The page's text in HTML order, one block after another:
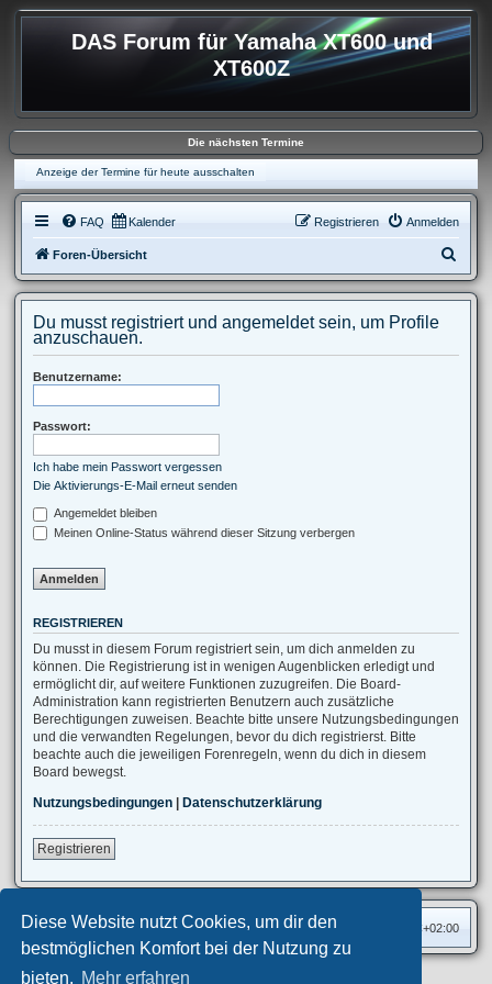
Diese Website nutzt Cookies, um dir den
bestmöglichen Komfort bei der Nutzung zu
bieten. Mehr erfahren
DAS Forum für Yamaha XT600 und
XT600Z
Die nächsten Termine
Anzeige der Termine für heute ausschalten
FAQ Kalender Anmelden
Registrieren
Foren-Übersicht
u
e
Du musst registriert und angemeldet sein, um Profile
anzuschauen.
Benutzername:
Passwort:
Ich habe mein Passwort vergessen
Die Aktivierungs-E-Mail erneut senden
Angemeldet bleiben
Meinen Online-Status während dieser Sitzung verbergen
REGISTRIEREN
Du musst in diesem Forum registriert sein, um dich anmelden zu
können. Die Registrierung ist in wenigen Augenblicken erledigt und
ermöglicht dir, auf weitere Funktionen zuzugreifen. Die Board-
Administration kann registrierten Benutzern auch zusätzliche
Berechtigungen zuweisen. Beachte bitte unsere Nutzungsbedingungen
und die verwandten Regelungen, bevor du dich registrierst. Bitte
beachte auch die jeweiligen Forenregeln, wenn du dich in diesem
Board bewegst.
Nutzungsbedingungen | Datenschutzerklärung
Registrieren
Foren-Übersicht Alle Zeiten sind UTC+02:00